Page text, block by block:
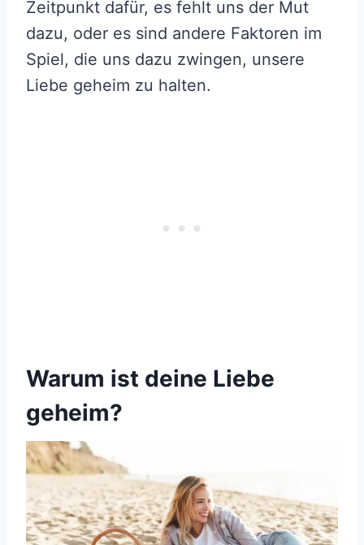
Zeitpunkt dafür, es fehlt uns der Mut
dazu, oder es sind andere Faktoren im
Spiel, die uns dazu zwingen, unsere
Liebe geheim zu halten.
Warum ist deine Liebe
geheim?